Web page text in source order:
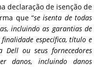
declaração de isenção de
que “se isenta de todas
incluindo as garantias de
específica, título e
Dell ou seus fornecedores
danos, incluindo danos